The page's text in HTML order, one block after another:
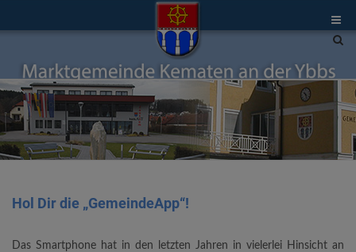
Site
Hol Dir die „GemeindeApp“!
Das Smartphone hat in den letzten Jahren in vielerlei Hinsicht an